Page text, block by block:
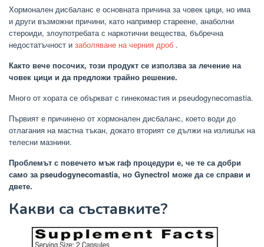
Хормонален дисбаланс е основната причина за човек цици, но има
и други възможни причини, като например стареене, анаболни
стероиди, злоупотребата с наркотични вещества, бъбречна
недостатъчност и заболяване на черния дроб .
Както вече посочих, този продукт се използва за лечение на
човек цици и да предложи трайно решение.
Много от хората се объркват с гинекомастия и pseudogynecomastia.
Първият е причинено от хормонален дисбаланс, което води до
отлагания на мастна тъкан, докато вторият се дължи на излишък на
телесни мазнини.
Проблемът с повечето мъж гаф процедури е, че те са добри
само за pseudogynecomastia, но Gynectrol може да се справи и
двете.
Какви са съставките?